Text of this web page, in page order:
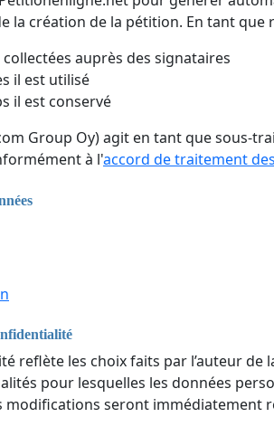
la création de la pétition. En tant que
auprès des signataires
il est utilisé
il est conservé
Group Oy) agit en tant que sous-
à l'accord de traitement
reflète les choix faits par l’auteur de
pour lesquelles les données
modifications seront immédiatement